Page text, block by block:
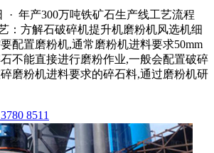
· 年产300万吨铁矿石生产线工艺流程
：方解石破碎机提升机磨粉机风选机细
配置磨粉机,通常磨粉机进料要求50mm
不能直接进行磨粉作业,一般会配置破碎
磨粉机进料要求的碎石料,通过磨粉机研
8511